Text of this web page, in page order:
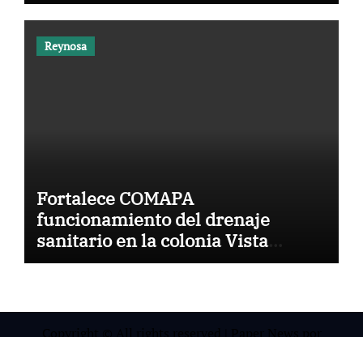
Reynosa
Fortalece COMAPA
funcionamiento del drenaje
sanitario en la colonia Vista
Hermosa